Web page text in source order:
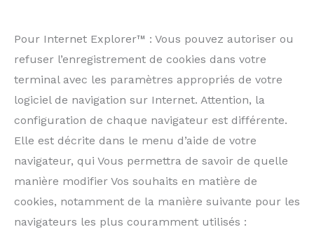
Pour Internet Explorer™ : Vous pouvez autoriser ou
refuser l’enregistrement de cookies dans votre
terminal avec les paramètres appropriés de votre
logiciel de navigation sur Internet. Attention, la
configuration de chaque navigateur est différente.
Elle est décrite dans le menu d’aide de votre
navigateur, qui Vous permettra de savoir de quelle
manière modifier Vos souhaits en matière de
cookies, notamment de la manière suivante pour les
navigateurs les plus couramment utilisés :